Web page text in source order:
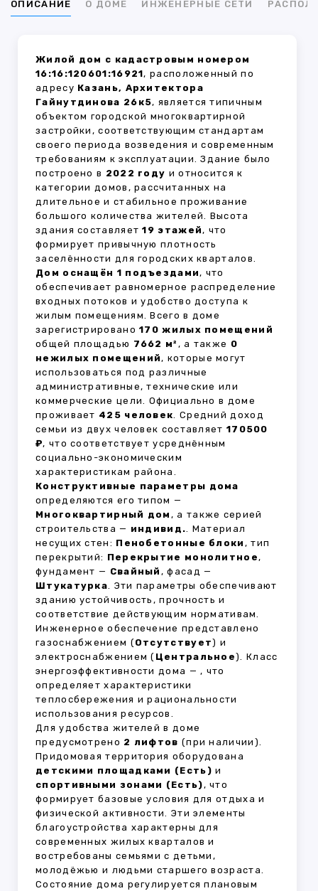
ОПИСАНИЕ О ДОМЕ ИНЖЕНЕРНЫЕ СЕТИ
Жилой дом с кадастровым номером
16:16:120601:16921, расположенный по
адресу Казань, Архитектора
Гайнутдинова 26к5, является типичным
объектом городской многоквартирной
застройки, соответствующим стандартам
своего периода возведения и современным
требованиям к эксплуатации. Здание было
построено в 2022 году и относится к
категории домов, рассчитанных на
длительное и стабильное проживание
большого количества жителей. Высота
здания составляет19 этажей, что
формирует привычную плотность
заселённости для городских кварталов.
Дом оснащён 1 подъездами, что
обеспечивает равномерное распределение
входных потоков и удобство доступа к
жилым помещениям. Всего в доме
зарегистрировано170 жилых помещений
общей площадью 7662 м² , а также 0
нежилых помещений, которые могут
использоваться под различные
административные, технические или
коммерческие цели. Официально в доме
проживает 425 человек. Средний доход
семьи из двух человек составляет 170500
₽, что соответствует усреднённым
социально-экономическим
характеристикам района.
Конструктивные параметры дома
определяются его типом —
Многоквартирный дом , а также серией
строительства — индивид.. Материал
несущих стен: Пенобетонные блоки , тип
перекрытий: Перекрытие монолитное,
фундамент — Свайный , фасад —
Штукатурка. Эти параметры обеспечивают
зданию устойчивость, прочность и
соответствие действующим нормативам.
Инженерное обеспечение представлено
газоснабжением (Отсутствует) и
электроснабжением ( Центральное). Класс
энергоэффективности дома —, что
определяет характеристики
теплосбережения и рациональности
использования ресурсов.
Для удобства жителей в доме
предусмотрено 2 лифтов (при наличии).
Придомовая территория оборудована
детскими площадками (Есть) и
спортивными зонами (Есть), что
формирует базовые условия для отдыха и
физической активности. Эти элементы
благоустройства характерны для
современных жилых кварталов и
востребованы семьями с детьми,
молодёжью и людьми старшего возраста.
Состояние дома регулируется плановым